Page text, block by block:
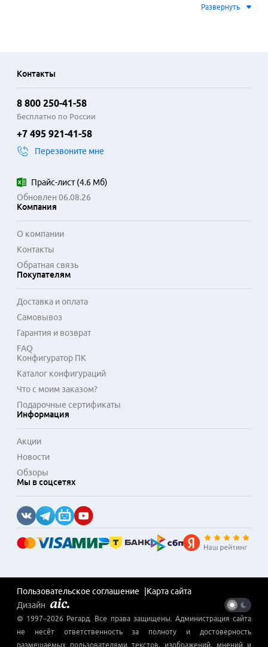
контрастность, обеспечивая глубокий черный цвет и
Встроенный медиаплеер воспроизводит файлы с внешних
накопителей. Операционная система предоставляет доступ
к популярным сервисам потокового видео и музыкальным
платформам. Беспроводные модули Wi-Fi и Bluetooth
позволяют транслировать контент с мобильных устройств
портов HDMI и USB обеспечивает одновременное
техники.
Звуковая система с поддержкой объемного звучания
настройки громкости компенсирует резкие перепады
Телевизоры ЖК WildRed подходят для организации
домашнего кинотеатра, просмотра эфирного телевидения
и работы в качестве крупного экрана для видеоигр.
Развернуть
Контакты
8 800 250-41-58
Бесплатно по России
+7 495 921-41-58
Перезвоните мне
Прайс-лист(4.6 Мб)
Обновлен 06.08.26
Компания
О компании
Контакты
Обратная связь
Покупателям
Доставка и оплата
Самовывоз
Гарантия и возврат
FAQ
Конфигуратор ПК
Каталог конфигураций
Что с моим заказом?
Подарочные сертификаты
Информация
Акции
Новости
Обзоры
Мы в соцсетях
Пользовательское соглашение
Карта сайта
Дизайн
© 1997–2026 Регард . Все права защищены. Администрация сайта
не несёт ответственность за полноту и достоверность
размещаемых пользователями текстов, изображений, мнений и